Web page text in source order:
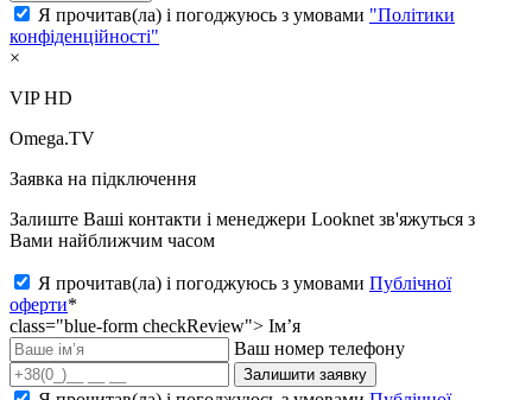
Я прочитав(ла) і погоджуюсь з умовами "Політики
конфіденційності"
×
VIP HD
Omega.TV
Заявка на підключення
Залиште Ваші контакти і менеджери Looknet зв'яжуться з
Вами найближчим часом
Я прочитав(ла) і погоджуюсь з умовами Публічної
оферти*
class="blue-form checkReview"> Ім’я
Ваш номер телефону
Залишити заявку